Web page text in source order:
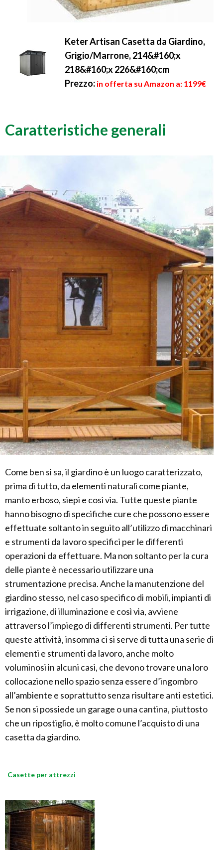
Keter Artisan Casetta da Giardino,
Grigio/Marrone, 214&#160;x
218&#160;x 226&#160;cm
Prezzo: in offerta su Amazon a: 1199€
Caratteristiche generali
Come ben si sa, il giardino è un luogo caratterizzato,
prima di tutto, da elementi naturali come piante,
manto erboso, siepi e così via. Tutte queste piante
hanno bisogno di specifiche cure che possono essere
effettuate soltanto in seguito all’utilizzo di macchinari
e strumenti da lavoro specifici per le differenti
operazioni da effettuare. Ma non soltanto per la cura
delle piante è necessario utilizzare una
strumentazione precisa. Anche la manutenzione del
giardino stesso, nel caso specifico di mobili, impianti di
irrigazione, di illuminazione e così via, avviene
attraverso l’impiego di differenti strumenti. Per tutte
queste attività, insomma ci si serve di tutta una serie di
elementi e strumenti da lavoro, anche molto
voluminosi in alcuni casi, che devono trovare una loro
collocazione nello spazio senza essere d’ingombro
all’ambiente e soprattutto senza risultare anti estetici.
Se non si possiede un garage o una cantina, piuttosto
che un ripostiglio, è molto comune l’acquisto di una
casetta da giardino.
Casette per attrezzi